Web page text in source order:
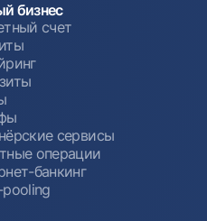
бизнес
счет
сервисы
операции
банкинг
pooling